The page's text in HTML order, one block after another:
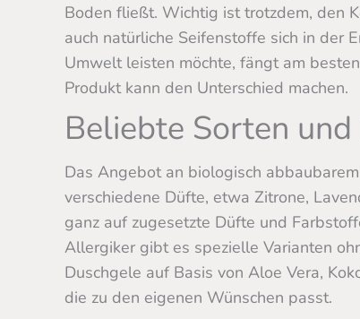
Boden fließt. Wichtig ist trotzdem, den
auch natürliche Seifenstoffe sich in der
Umwelt leisten möchte, fängt am
Produkt kann den Unterschied machen.
Beliebte Sorten
Das Angebot an biologisch
verschiedene Düfte, etwa Zitrone,
ganz auf zugesetzte Düfte und
Allergiker gibt es spezielle Varianten
Duschgele auf Basis von Aloe Vera,
die zu den eigenen Wünschen passt.